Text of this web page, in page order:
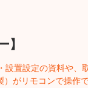
】
設置設定の資料や、
がリモコンで操作